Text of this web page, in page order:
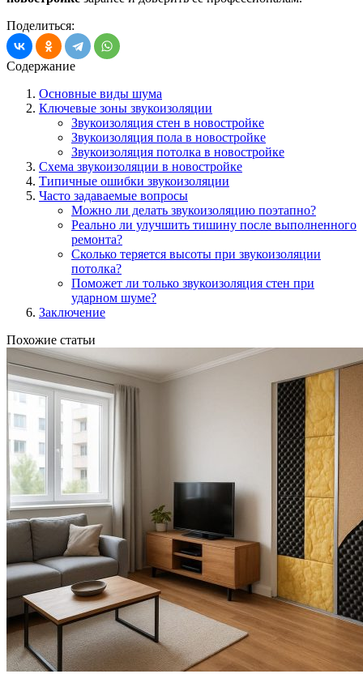
Поделиться:
Содержание
Основные виды шума
Ключевые зоны звукоизоляции
Звукоизоляция стен в новостройке
Звукоизоляция пола в новостройке
Звукоизоляция потолка в новостройке
Схема звукоизоляции в новостройке
Типичные ошибки звукоизоляции
Часто задаваемые вопросы
Можно ли делать звукоизоляцию поэтапно?
Реально ли улучшить тишину после выполненного
ремонта?
Сколько теряется высоты при звукоизоляции
потолка?
Поможет ли только звукоизоляция стен при
ударном шуме?
Заключение
Похожие статьи